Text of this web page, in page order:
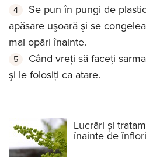
Se pun în pungi de
apăsare uşoară şi se
mai opări înainte.
Când vreţi să faceţi
şi le folosiţi ca atare.
Lucrări și
înainte de